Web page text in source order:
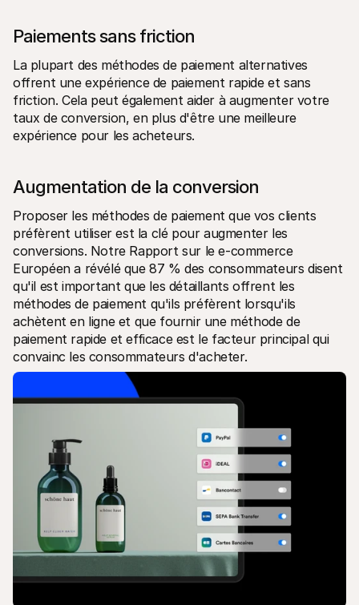
Paiements sans friction
La plupart des méthodes de paiement alternatives
offrent une expérience de paiement rapide et sans
friction. Cela peut également aider à augmenter votre
taux de conversion, en plus d'être une meilleure
expérience pour les acheteurs.
Augmentation de la conversion
Proposer les méthodes de paiement que vos clients
préfèrent utiliser est la clé pour augmenter les
conversions. Notre Rapport sur le e-commerce
Européen a révélé que 87 % des consommateurs disent
qu'il est important que les détaillants offrent les
méthodes de paiement qu'ils préfèrent lorsqu'ils
achètent en ligne et que fournir une méthode de
paiement rapide et efficace est le facteur principal qui
convainc les consommateurs d'acheter.